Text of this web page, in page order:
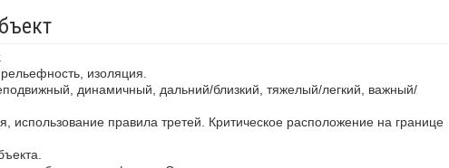
изоляция.
динамичный, дальний/близкий, тяжелый/легкий, важный/
использование правила третей. Критическое расположение на границе